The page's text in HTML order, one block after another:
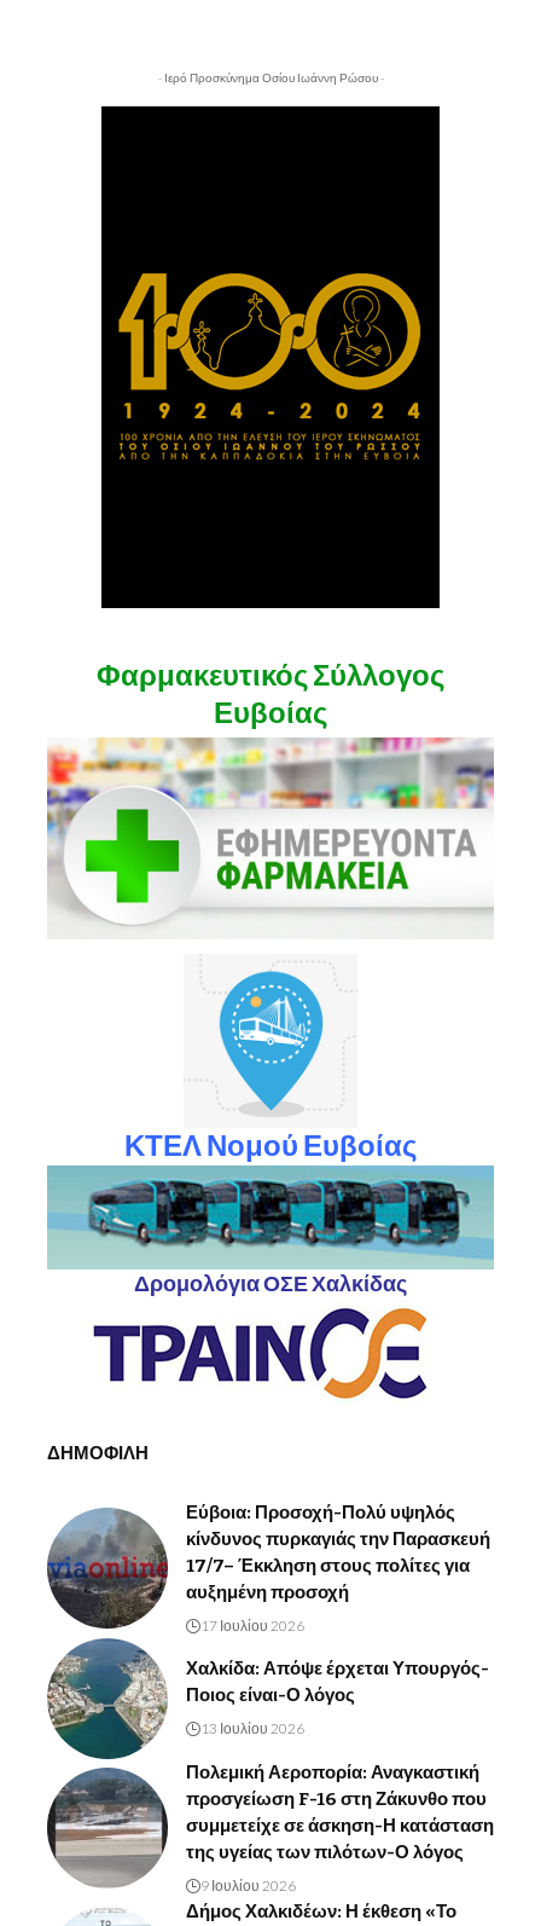
- Ιερό Προσκύνημα Οσίου Ιωάννη Ρώσου -
Φαρμακευτικός Σύλλογος
Ευβοίας
ΚΤΕΛ Νομού Ευβοίας
Δρομολόγια ΟΣΕ Χαλκίδας
ΔΗΜΟΦΙΛΗ
Εύβοια: Προσοχή-Πολύ υψηλός
κίνδυνος πυρκαγιάς την Παρασκευή
17/7– Έκκληση στους πολίτες για
αυξημένη προσοχή
17 Ιουλίου 2026
Χαλκίδα: Απόψε έρχεται Υπουργός-
Ποιος είναι-Ο λόγος
13 Ιουλίου 2026
Πολεμική Αεροπορία: Αναγκαστική
προσγείωση F-16 στη Ζάκυνθο που
συμμετείχε σε άσκηση-Η κατάσταση
της υγείας των πιλότων-Ο λόγος
9 Ιουλίου 2026
Δήμος Χαλκιδέων: Η έκθεση «Το